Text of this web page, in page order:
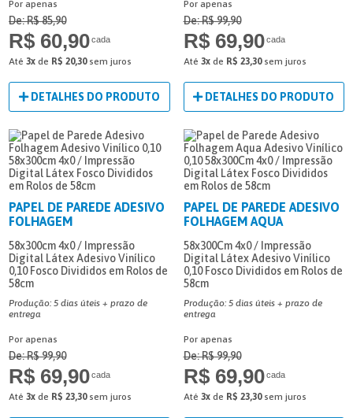
Por apenas
De: R$ 85,90
R$ 60,90cada
Até 3x de R$ 20,30sem juros
DETALHES DO PRODUTO
Por apenas
De: R$ 99,90
R$ 69,90 cada
Até 3xde R$ 23,30sem juros
DETALHES DO PRODUTO
PAPEL DE PAREDE ADESIVO
FOLHAGEM
58x300cm4x0 / Impressão
Digital LátexAdesivo Vinílico
0,10 Fosco Divididos em Rolos de
58cm
Produção: 5 dias úteis + prazo de
entrega
Por apenas
De: R$ 99,90
R$ 69,90cada
Até 3x de R$ 23,30sem juros
PAPEL DE PAREDE ADESIVO
FOLHAGEM AQUA
58x300Cm 4x0 / Impressão
Digital Látex Adesivo Vinílico
0,10 Fosco Divididos em Rolos de
58cm
Produção: 5 dias úteis + prazo de
entrega
Por apenas
De: R$ 99,90
R$ 69,90 cada
Até 3xde R$ 23,30sem juros